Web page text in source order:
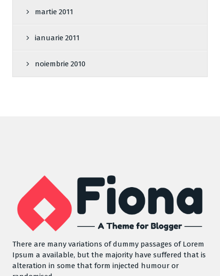
martie 2011
ianuarie 2011
noiembrie 2010
There are many variations of dummy passages of Lorem
Ipsum a available, but the majority have suffered that is
alteration in some that form injected humour or